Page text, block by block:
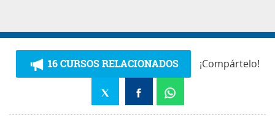
16 CURSOS RELACIONADOS ¡Compártelo!